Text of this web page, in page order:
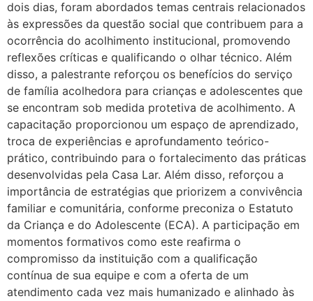
dois dias, foram abordados temas centrais relacionados
às expressões da questão social que contribuem para a
ocorrência do acolhimento institucional, promovendo
reflexões críticas e qualificando o olhar técnico. Além
disso, a palestrante reforçou os benefícios do serviço
de família acolhedora para crianças e adolescentes que
se encontram sob medida protetiva de acolhimento. A
capacitação proporcionou um espaço de aprendizado,
troca de experiências e aprofundamento teórico-
prático, contribuindo para o fortalecimento das práticas
desenvolvidas pela Casa Lar. Além disso, reforçou a
importância de estratégias que priorizem a convivência
familiar e comunitária, conforme preconiza o Estatuto
da Criança e do Adolescente (ECA). A participação em
momentos formativos como este reafirma o
compromisso da instituição com a qualificação
contínua de sua equipe e com a oferta de um
atendimento cada vez mais humanizado e alinhado às